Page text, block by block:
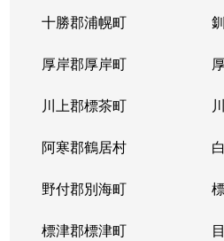
十勝郡浦幌町
厚岸郡厚岸町
川上郡標茶町
阿寒郡鶴居村
野付郡別海町
標津郡標津町